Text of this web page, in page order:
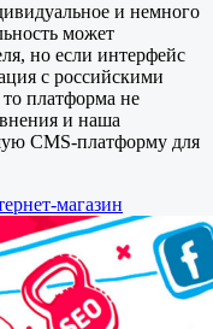
и немного
может
но если интерфейс
с российскими
платформа не
и наша
CMS-платформу для
магазин